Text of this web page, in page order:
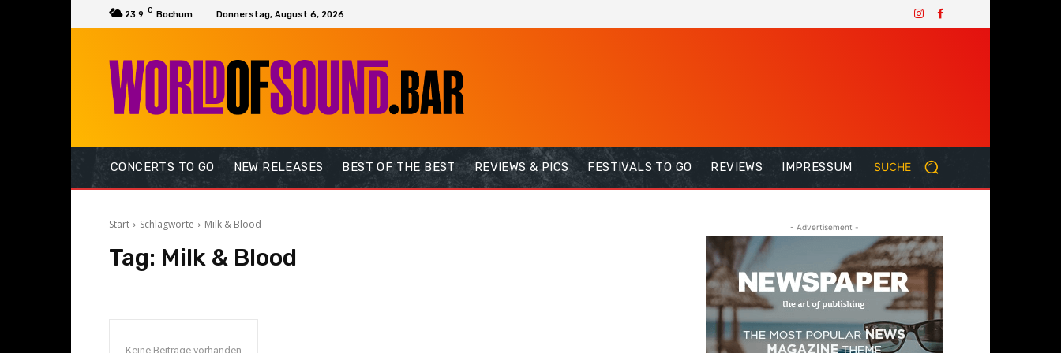
23.9 C Bochum Donnerstag, August 6, 2026
CONCERTS TO GO NEW RELEASES BEST OF THE BEST REVIEWS & PICS FESTIVALS TO GO REVIEWS IMPRESSUM SUCHE
Start Schlagworte Milk & Blood
Tag: Milk & Blood
Keine Beiträge vorhanden
- Advertisement -